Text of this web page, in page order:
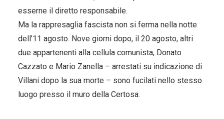
esserne il diretto responsabile.
Ma la rappresaglia fascista non si ferma nella notte
dell’11 agosto. Nove giorni dopo, il 20 agosto, altri
due appartenenti alla cellula comunista, Donato
Cazzato e Mario Zanella – arrestati su indicazione di
Villani dopo la sua morte – sono fucilati nello stesso
luogo presso il muro della Certosa.